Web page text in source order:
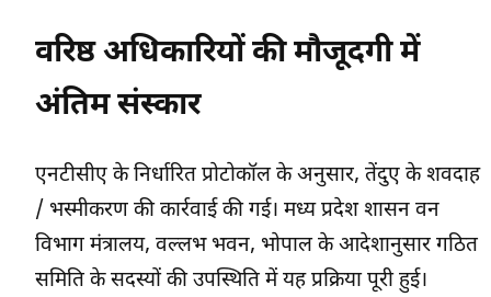
वरिष्ठ अधिकारियों की मौजूदगी में
अंतिम संस्कार
एनटीसीए के निर्धारित प्रोटोकॉल के अनुसार, तेंदुए के शवदाह
/ भस्मीकरण की कार्रवाई की गई। मध्य प्रदेश शासन वन
विभाग मंत्रालय, वल्लभ भवन, भोपाल के आदेशानुसार गठित
समिति के सदस्यों की उपस्थिति में यह प्रक्रिया पूरी हुई।